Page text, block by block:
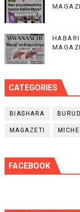
CATEGORIES
BIASHARA
MAGAZETI
FACEBOOK